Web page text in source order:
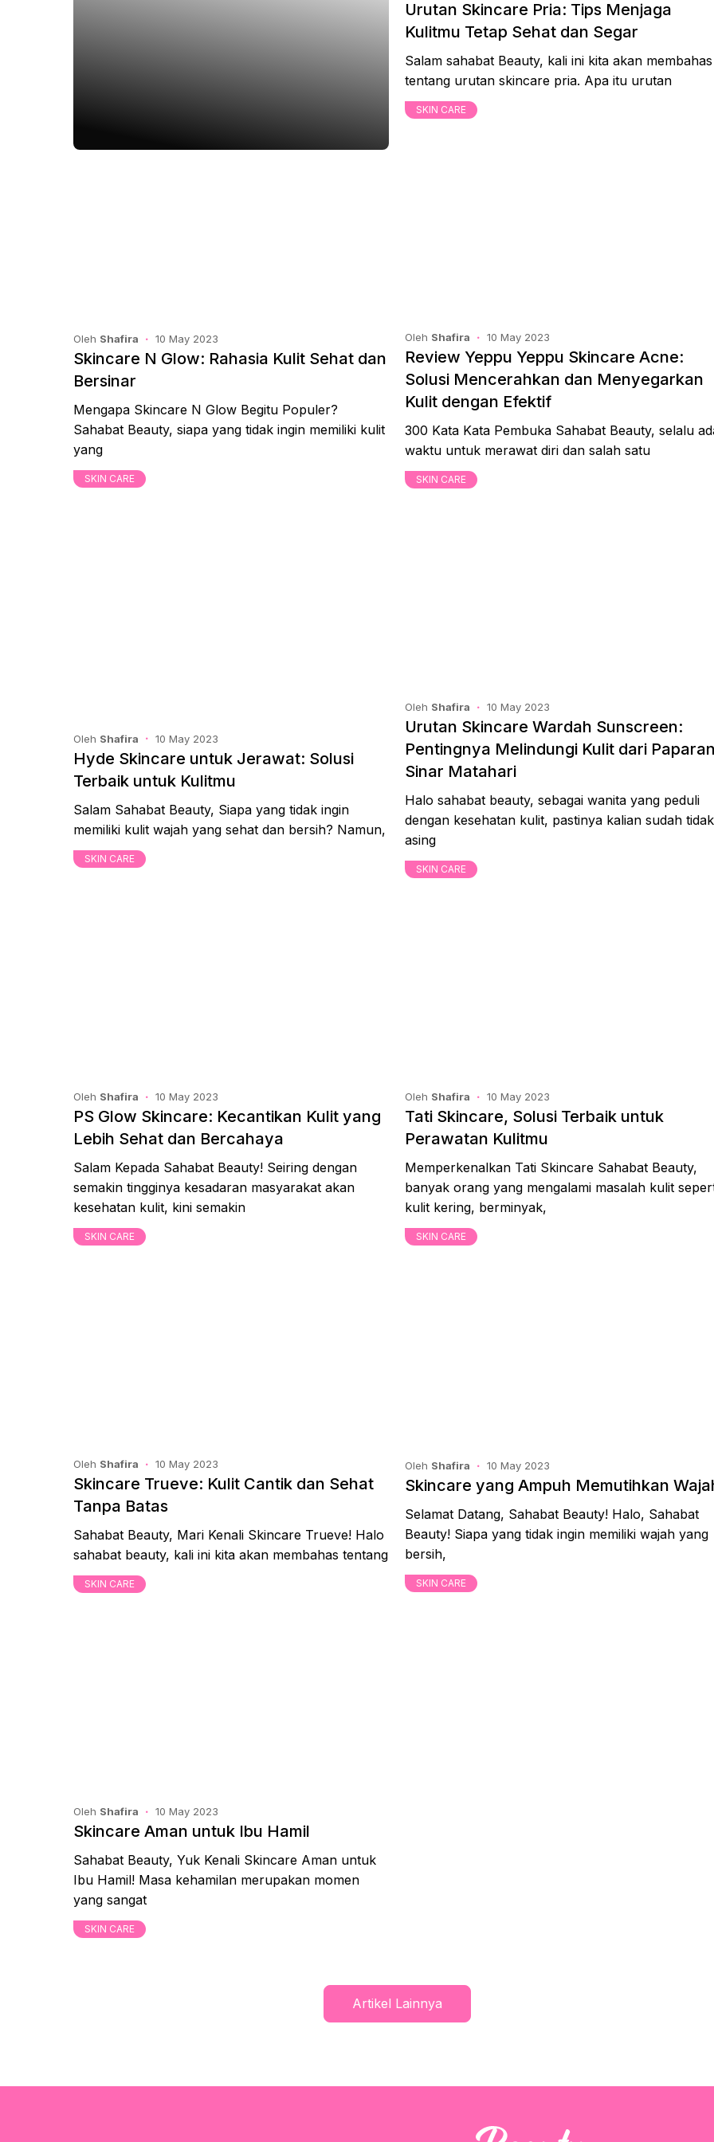
Urutan Skincare Pria: Tips Menjaga
Kulitmu Tetap Sehat dan Segar
Salam sahabat Beauty, kali ini kita akan membahas
tentang urutan skincare pria. Apa itu urutan
SKIN CARE
Oleh Shafira 10 May 2023
Skincare N Glow: Rahasia Kulit Sehat dan
Bersinar
Mengapa Skincare N Glow Begitu Populer?
Sahabat Beauty, siapa yang tidak ingin memiliki kulit
yang
SKIN CARE
Oleh Shafira 10 May 2023
Review Yeppu Yeppu Skincare Acne:
Solusi Mencerahkan dan Menyegarkan
Kulit dengan Efektif
300 Kata Kata Pembuka Sahabat Beauty, selalu
waktu untuk merawat diri dan salah satu
SKIN CARE
Oleh Shafira 10 May 2023
Hyde Skincare untuk Jerawat: Solusi
Terbaik untuk Kulitmu
Salam Sahabat Beauty, Siapa yang tidak ingin
memiliki kulit wajah yang sehat dan bersih? Namun,
SKIN CARE
Oleh Shafira 10 May 2023
Urutan Skincare Wardah Sunscreen:
Pentingnya Melindungi Kulit dari
Sinar Matahari
Halo sahabat beauty, sebagai wanita yang peduli
dengan kesehatan kulit, pastinya kalian sudah tidak
asing
SKIN CARE
Oleh Shafira 10 May 2023
PS Glow Skincare: Kecantikan Kulit yang
Lebih Sehat dan Bercahaya
Salam Kepada Sahabat Beauty! Seiring dengan
semakin tingginya kesadaran masyarakat akan
kesehatan kulit, kini semakin
SKIN CARE
Oleh Shafira 10 May 2023
Tati Skincare, Solusi Terbaik untuk
Perawatan Kulitmu
Memperkenalkan Tati Skincare Sahabat Beauty,
banyak orang yang mengalami masalah kulit
kulit kering, berminyak,
SKIN CARE
Oleh Shafira 10 May 2023
Skincare Trueve: Kulit Cantik dan Sehat
Tanpa Batas
Sahabat Beauty, Mari Kenali Skincare Trueve! Halo
sahabat beauty, kali ini kita akan membahas tentang
SKIN CARE
Oleh Shafira 10 May 2023
Skincare yang Ampuh Memutihkan
Selamat Datang, Sahabat Beauty! Halo, Sahabat
Beauty! Siapa yang tidak ingin memiliki wajah yang
bersih,
SKIN CARE
Oleh Shafira 10 May 2023
Skincare Aman untuk Ibu Hamil
Sahabat Beauty, Yuk Kenali Skincare Aman untuk
Ibu Hamil! Masa kehamilan merupakan momen
yang sangat
SKIN CARE
Artikel Lainnya